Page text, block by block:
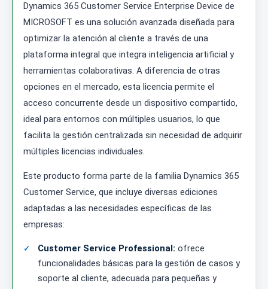
Dynamics 365 Customer Service Enterprise Device de
MICROSOFT es una solución avanzada diseñada para
optimizar la atención al cliente a través de una
plataforma integral que integra inteligencia artificial y
herramientas colaborativas. A diferencia de otras
opciones en el mercado, esta licencia permite el
acceso concurrente desde un dispositivo compartido,
ideal para entornos con múltiples usuarios, lo que
facilita la gestión centralizada sin necesidad de adquirir
múltiples licencias individuales.
Este producto forma parte de la familia Dynamics 365
Customer Service, que incluye diversas ediciones
adaptadas a las necesidades específicas de las
empresas:
Customer Service Professional: ofrece
funcionalidades básicas para la gestión de casos y
soporte al cliente, adecuada para pequeñas y